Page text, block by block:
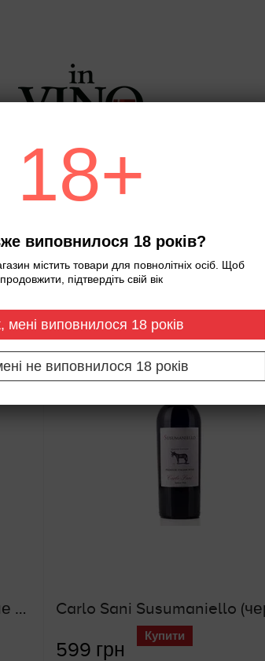
та шампанське Віскі
Primitivo di Manduria (червоне сухе вино)
Хіт
Власний імпорт
599 грн
Купити
18+
виповнилося 18 років?
містить товари для повнолітніх осіб. Щоб
продовжити, підтвердіть свій вік
мені виповнилося 18 років
не виповнилося 18 років